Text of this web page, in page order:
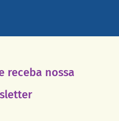
receba nossa